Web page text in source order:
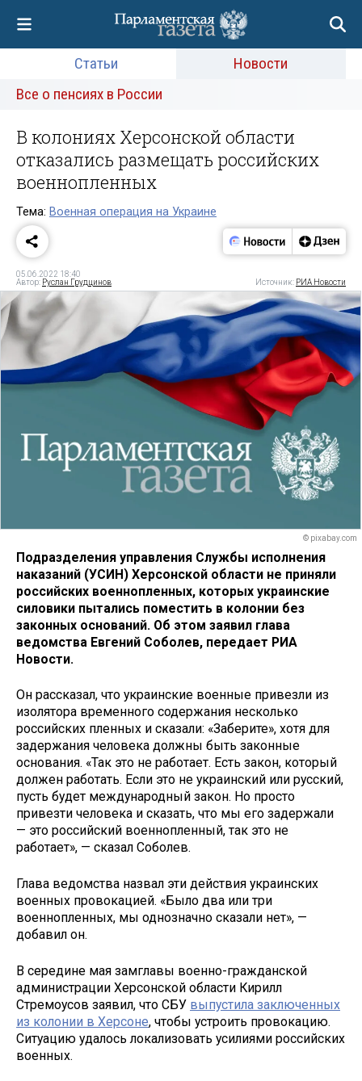
Статьи
Новости
Все о пенсиях в России
В колониях Херсонской области
отказались размещать российских
военнопленных
Тема: Военная операция на Украине
05.06.2022 18:40
Автор: Руслан Грудцинов Источник: РИА Новости
© pixabay.com
Подразделения управления Службы исполнения
наказаний (УСИН) Херсонской области не приняли
российских военнопленных, которых украинские
силовики пытались поместить в колонии без
законных оснований. Об этом заявил глава
ведомства Евгений Соболев, передает РИА
Новости.
Он рассказал, что украинские военные привезли из
изолятора временного содержания несколько
российских пленных и сказали: «Заберите», хотя для
задержания человека должны быть законные
основания. «Так это не работает. Есть закон, который
должен работать. Если это не украинский или русский,
пусть будет международный закон. Но просто
привезти человека и сказать, что мы его задержали
— это российский военнопленный, так это не
работает», — сказал Соболев.
Глава ведомства назвал эти действия украинских
военных провокацией. «Было два или три
военнопленных, мы однозначно сказали нет», —
добавил он.
В середине мая замглавы военно-гражданской
администрации Херсонской области Кирилл
Стремоусов заявил, что СБУ выпустила заключенных
из колонии в Херсоне, чтобы устроить провокацию.
Ситуацию удалось локализовать усилиями российских
военных.